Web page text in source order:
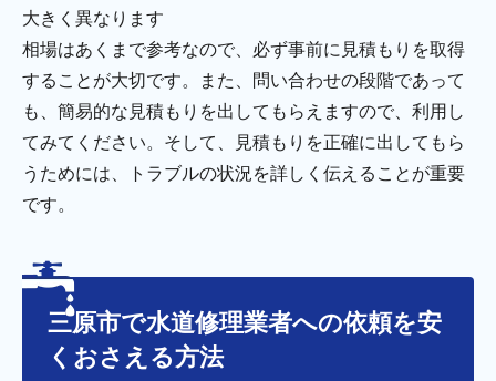
大きく異なります
相場はあくまで参考なので、必ず事前に見積もりを取得
することが大切です。また、問い合わせの段階であって
も、簡易的な見積もりを出してもらえますので、利用し
てみてください。そして、見積もりを正確に出してもら
うためには、トラブルの状況を詳しく伝えることが重要
です。
三原市で水道修理業者への依頼を安
くおさえる方法